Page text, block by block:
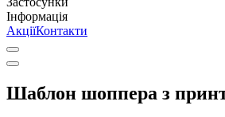
Інформація
АкціїКонтакти
Шаблон шоппера з